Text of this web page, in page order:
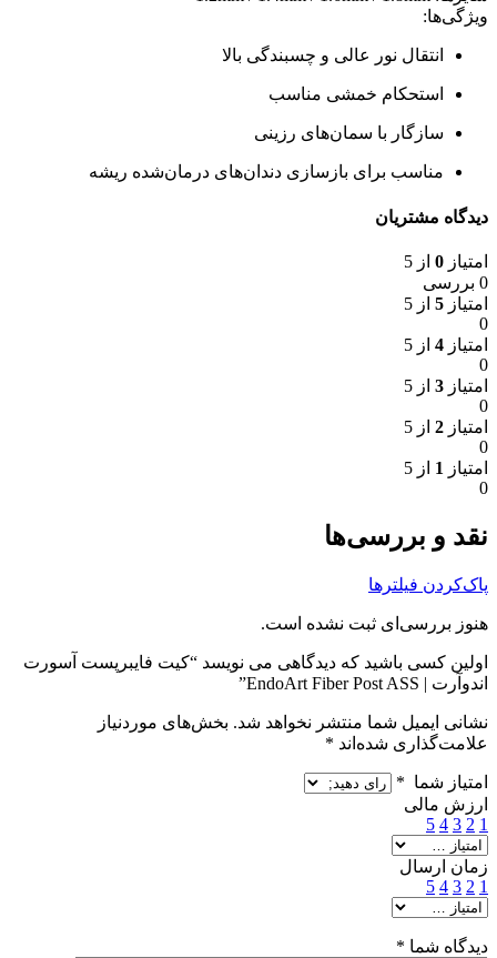
ویژگی‌ها:
انتقال نور عالی و چسبندگی بالا
استحکام خمشی مناسب
سازگار با سمان‌های رزینی
مناسب برای بازسازی دندان‌های درمان‌شده ریشه
دیدگاه مشتریان
امتیاز 0 از 5
0 بررسی
امتیاز 5 از 5
0
امتیاز 4 از 5
0
امتیاز 3 از 5
0
امتیاز 2 از 5
0
امتیاز 1 از 5
0
نقد و بررسی‌ها
پاک‌کردن فیلترها
هنوز بررسی‌ای ثبت نشده است.
اولین کسی باشید که دیدگاهی می نویسد “کیت فایبرپست آسورت
اندوآرت | EndoArt Fiber Post ASS”
نشانی ایمیل شما منتشر نخواهد شد. بخش‌های موردنیاز
علامت‌گذاری شده‌اند *
امتیاز شما *
ارزش مالی
1
2
3
4
5
زمان ارسال
1
2
3
4
5
دیدگاه شما *